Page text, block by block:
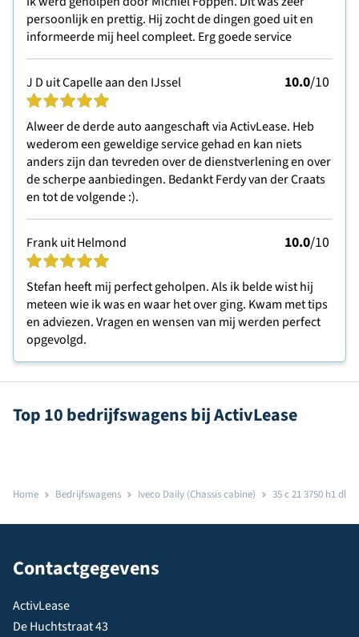
persoonlijk en prettig. Hij zocht de dingen goed uit en
informeerde mij heel compleet. Erg goede service
J D uit Capelle aan den IJssel 10.0/10
Alweer de derde auto aangeschaft via ActivLease. Heb
wederom een geweldige service gehad en kan niets
anders zijn dan tevreden over de dienstverlening en over
de scherpe aanbiedingen. Bedankt Ferdy van der Craats
en tot de volgende :).
Frank uit Helmond 10.0/10
Stefan heeft mij perfect geholpen. Als ik belde wist hij
meteen wie ik was en waar het over ging. Kwam met tips
en adviezen. Vragen en wensen van mij werden perfect
opgevolgd.
Top 10 bedrijfswagens bij ActivLease
Home Bedrijfswagens Iveco Daily (Chassis cabine) 35 c 21 3750 h1 dl
Contactgegevens
ActivLease
De Huchtstraat 43